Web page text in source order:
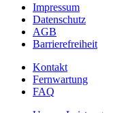
Impressum
Datenschutz
AGB
Barrierefreiheit
Kontakt
Fernwartung
FAQ